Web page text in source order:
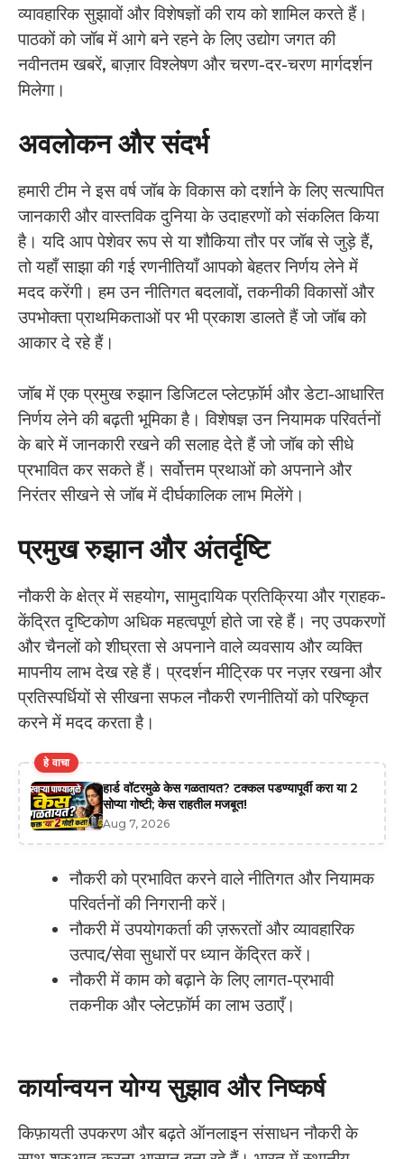
व्यावहारिक सुझावों और विशेषज्ञों की राय को शामिल करते हैं।
पाठकों को जॉब में आगे बने रहने के लिए उद्योग जगत की
नवीनतम खबरें, बाज़ार विश्लेषण और चरण-दर-चरण मार्गदर्शन
मिलेगा।
अवलोकन और संदर्भ
हमारी टीम ने इस वर्ष जॉब के विकास को दर्शाने के लिए सत्यापित
जानकारी और वास्तविक दुनिया के उदाहरणों को संकलित किया
है। यदि आप पेशेवर रूप से या शौकिया तौर पर जॉब से जुड़े हैं,
तो यहाँ साझा की गई रणनीतियाँ आपको बेहतर निर्णय लेने में
मदद करेंगी। हम उन नीतिगत बदलावों, तकनीकी विकासों और
उपभोक्ता प्राथमिकताओं पर भी प्रकाश डालते हैं जो जॉब को
आकार दे रहे हैं।
जॉब में एक प्रमुख रुझान डिजिटल प्लेटफ़ॉर्म और डेटा-आधारित
निर्णय लेने की बढ़ती भूमिका है। विशेषज्ञ उन नियामक परिवर्तनों
के बारे में जानकारी रखने की सलाह देते हैं जो जॉब को सीधे
प्रभावित कर सकते हैं। सर्वोत्तम प्रथाओं को अपनाने और
निरंतर सीखने से जॉब में दीर्घकालिक लाभ मिलेंगे।
प्रमुख रुझान और अंतर्दृष्टि
नौकरी के क्षेत्र में सहयोग, सामुदायिक प्रतिक्रिया और ग्राहक-
केंद्रित दृष्टिकोण अधिक महत्वपूर्ण होते जा रहे हैं। नए उपकरणों
और चैनलों को शीघ्रता से अपनाने वाले व्यवसाय और व्यक्ति
मापनीय लाभ देख रहे हैं। प्रदर्शन मीट्रिक पर नज़र रखना और
प्रतिस्पर्धियों से सीखना सफल नौकरी रणनीतियों को परिष्कृत
करने में मदद करता है।
हे वाचा
हार्ड वॉटरमुळे केस गळतायत? टक्कल पडण्यापूर्वी करा या 2
सोप्या गोष्टी; केस राहतील मजबूत!
Aug 7, 2026
नौकरी को प्रभावित करने वाले नीतिगत और नियामक
परिवर्तनों की निगरानी करें।
नौकरी में उपयोगकर्ता की ज़रूरतों और व्यावहारिक
उत्पाद/सेवा सुधारों पर ध्यान केंद्रित करें।
नौकरी में काम को बढ़ाने के लिए लागत-प्रभावी
तकनीक और प्लेटफ़ॉर्म का लाभ उठाएँ।
कार्यान्वयन योग्य सुझाव और निष्कर्ष
किफ़ायती उपकरण और बढ़ते ऑनलाइन संसाधन नौकरी के